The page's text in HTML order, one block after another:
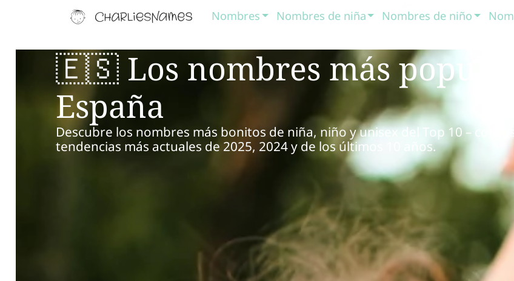
Nombres Nombres de niña Nombres de niño
🇪🇸 Los nombres más
España
Descubre los nombres más bonitos de niña, niño y unisex del Top 10 – con
tendencias más actuales de 2025, 2024 y de los últimos 10 años.